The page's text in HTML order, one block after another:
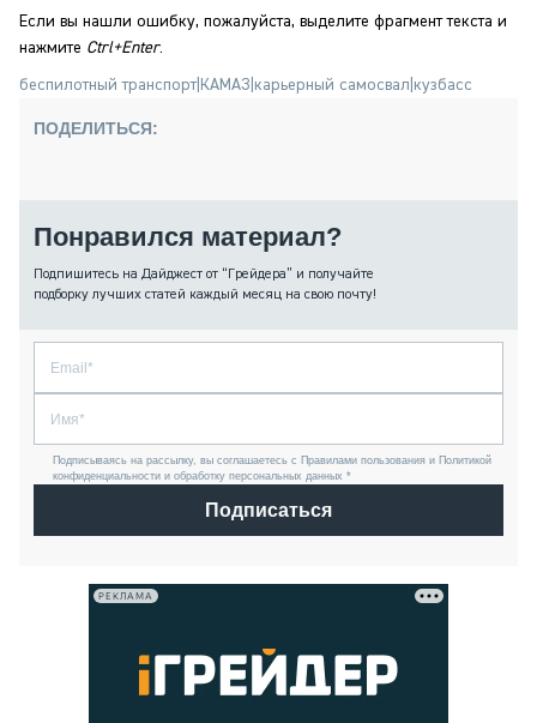
Если вы нашли ошибку, пожалуйста, выделите фрагмент текста и
нажмите Ctrl+Enter.
беспилотный транспорт| КАМАЗ карьерный самосвал кузбасс
ПОДЕЛИТЬСЯ:
Понравился материал?
Подпишитесь на Дайджест от “Грейдера” и получайте
подборку лучших статей каждый месяц на свою почту!
Подписываясь на рассылку, вы соглашаетесь с Правилами пользования и Политикой
конфиденциальности и обработку персональных данных *
Подписаться
РЕКЛАМА